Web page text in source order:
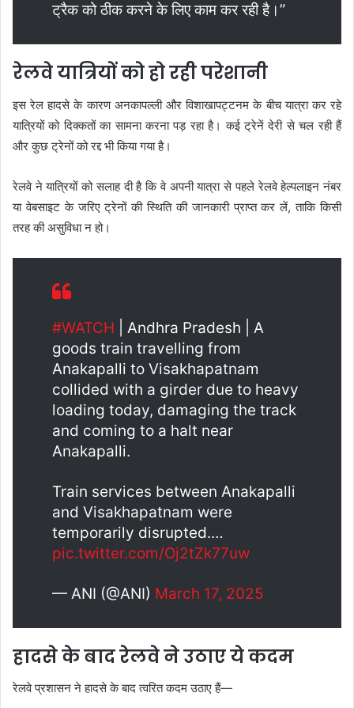
ट्रैक को ठीक करने के लिए काम कर रही है।”
रेलवे यात्रियों को हो रही परेशानी
इस रेल हादसे के कारण अनकापल्ली और विशाखापट्टनम के बीच यात्रा कर रहे
यात्रियों को दिक्कतों का सामना करना पड़ रहा है। कई ट्रेनें देरी से चल रही हैं
और कुछ ट्रेनों को रद्द भी किया गया है।
रेलवे ने यात्रियों को सलाह दी है कि वे अपनी यात्रा से पहले रेलवे हेल्पलाइन नंबर
या वेबसाइट के जरिए ट्रेनों की स्थिति की जानकारी प्राप्त कर लें, ताकि किसी
तरह की असुविधा न हो।
#WATCH | Andhra Pradesh | A
goods train travelling from
Anakapalli to Visakhapatnam
collided with a girder due to heavy
loading today, damaging the track
and coming to a halt near
Anakapalli.
Train services between Anakapalli
and Visakhapatnam were
temporarily disrupted.…
pic.twitter.com/Oj2tZk77uw
— ANI (@ANI) March 17, 2025
हादसे के बाद रेलवे ने उठाए ये कदम
रेलवे प्रशासन ने हादसे के बाद त्वरित कदम उठाए हैं—